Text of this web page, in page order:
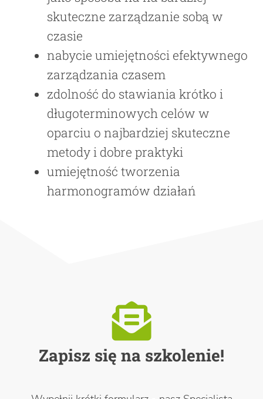
skuteczne zarządzanie sobą w
czasie
nabycie umiejętności efektywnego
zarządzania czasem
zdolność do stawiania krótko i
długoterminowych celów w
oparciu o najbardziej skuteczne
metody i dobre praktyki
umiejętność tworzenia
harmonogramów działań
Zapisz się na szkolenie!